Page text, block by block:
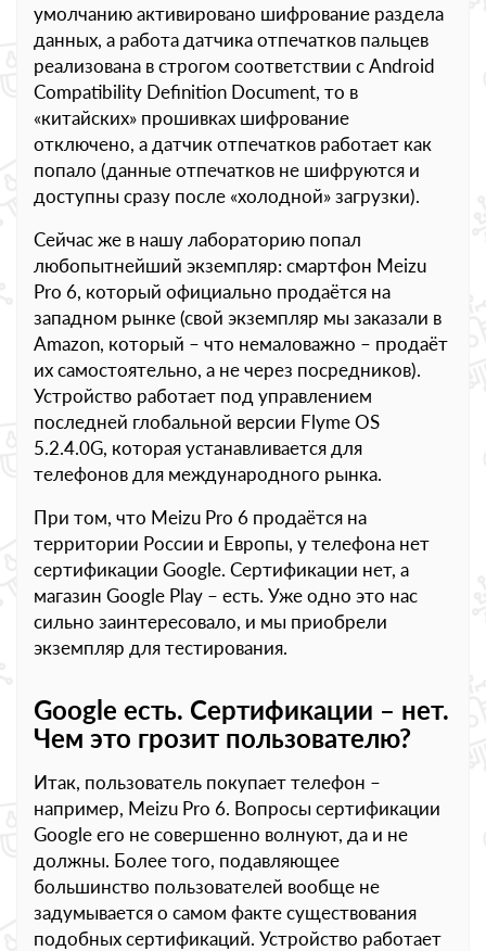
умолчанию активировано шифрование раздела
данных, а работа датчика отпечатков пальцев
реализована в строгом соответствии с Android
Compatibility Definition Document, то в
«китайских» прошивках шифрование
отключено, а датчик отпечатков работает как
попало (данные отпечатков не шифруются и
доступны сразу после «холодной» загрузки).
Сейчас же в нашу лабораторию попал
любопытнейший экземпляр: смартфон Meizu
Pro 6, который официально продаётся на
западном рынке (свой экземпляр мы заказали в
Amazon, который – что немаловажно – продаёт
их самостоятельно, а не через посредников).
Устройство работает под управлением
последней глобальной версии Flyme OS
5.2.4.0G, которая устанавливается для
телефонов для международного рынка.
При том, что Meizu Pro 6 продаётся на
территории России и Европы, у телефона нет
сертификации Google. Сертификации нет, а
магазин Google Play – есть. Уже одно это нас
сильно заинтересовало, и мы приобрели
экземпляр для тестирования.
Google есть. Сертификации – нет.
Чем это грозит пользователю?
Итак, пользователь покупает телефон –
например, Meizu Pro 6. Вопросы сертификации
Google его не совершенно волнуют, да и не
должны. Более того, подавляющее
большинство пользователей вообще не
задумывается о самом факте существования
подобных сертификаций. Устройство работает